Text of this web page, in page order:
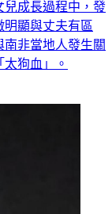
兒成長過程中，發
顯與丈夫有區
非當地人發生關
狗血」。